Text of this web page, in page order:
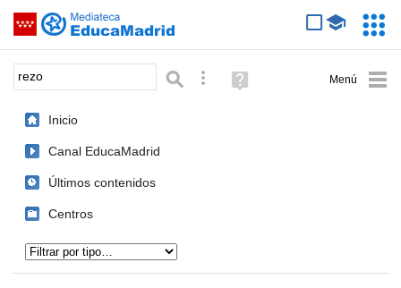
Saltar navegación
Palabra o frase: Búsqueda avanzada
Ayuda
(en
Inicio
Canal EducaMadrid
Últimos contenidos
Centros